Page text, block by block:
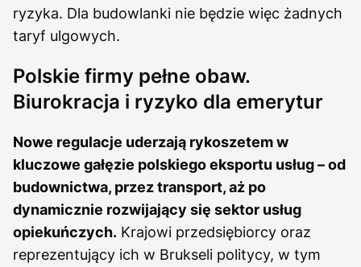
ryzyka. Dla budowlanki nie będzie więc żadnych
taryf ulgowych.
Polskie firmy pełne obaw.
Biurokracja i ryzyko dla emerytur
Nowe regulacje uderzają rykoszetem w
kluczowe gałęzie polskiego eksportu usług – od
budownictwa, przez transport, aż po
dynamicznie rozwijający się sektor usług
opiekuńczych. Krajowi przedsiębiorcy oraz
reprezentujący ich w Brukseli politycy, w tym